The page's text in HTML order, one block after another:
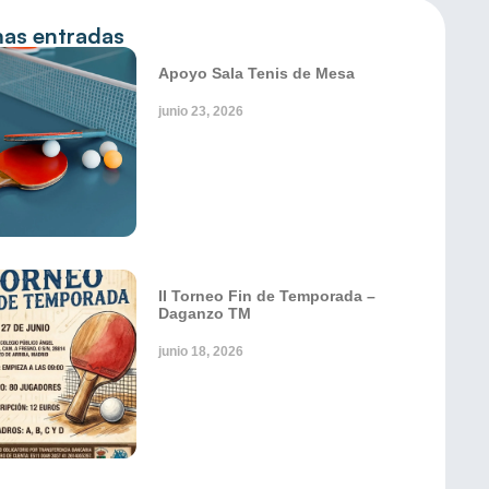
entradas
Apoyo Sala Tenis de Mesa
junio 23, 2026
II Torneo Fin de Temporada –
Daganzo TM
junio 18, 2026